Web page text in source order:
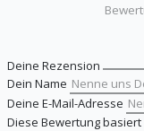
Deine Rezension
Dein Name
Deine E-Mail-Adresse
Diese Bewertung